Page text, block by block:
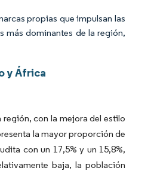
propias que impulsan las
más dominantes de la región,
y África
con la mejora del estilo
la mayor proporción de
con un 17,5% y un 15,8%,
baja, la población